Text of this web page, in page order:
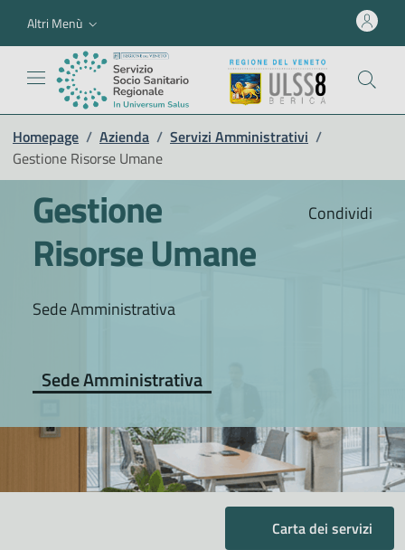
Altri Menù
Homepage / Azienda / Servizi Amministrativi /
Gestione Risorse Umane
Condividi
Gestione
Risorse Umane
Sede Amministrativa
Sede Amministrativa
Carta dei servizi